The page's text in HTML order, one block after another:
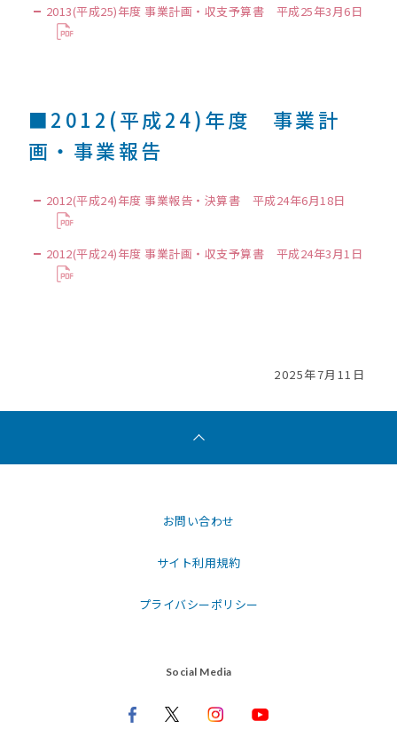
2013(平成25)年度 事業計画・収支予算書 平成25年3月6日
■2012(平成24)年度 事業計
画・事業報告
2012(平成24)年度 事業報告・決算書 平成24年6月18日
2012(平成24)年度 事業計画・収支予算書 平成24年3月1日
2025年7月11日
お問い合わせ
サイト利用規約
プライバシーポリシー
Social Media